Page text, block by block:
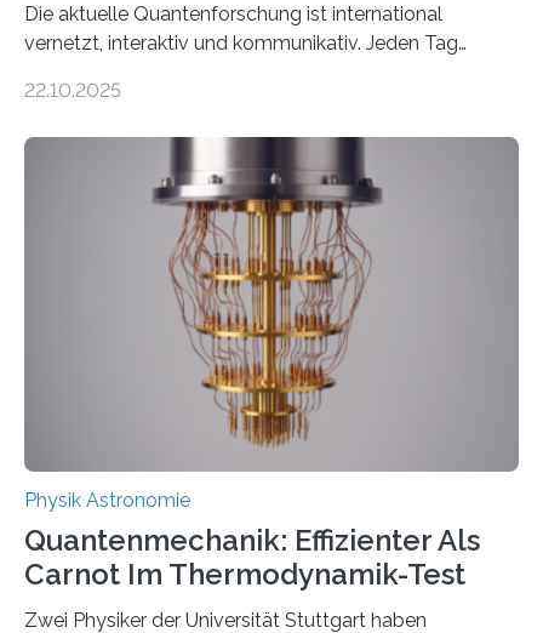
Die aktuelle Quantenforschung ist international
vernetzt, interaktiv und kommunikativ. Jeden Tag
oft von Autor*innen, die eng zusammenarbeiten. Neue
werden schnell weiterentwickelt. Dies ist der Alltag in
der Forschung der Quantentheorie, die dieses Jahr 100
Jahre alt geworden ist, weshalb die UNESCO 2025 zum
Internationalen Jahr der Quantenwissenschaft und -
technologie ausgerufen hat. Doch nun hat eine
internationale Forschungsgruppe um den
22.10.2025
Physik Astronomie
Quantenmechanik: Effizienter Als
Carnot Im Thermodynamik-Test
Zwei Physiker der Universität Stuttgart haben